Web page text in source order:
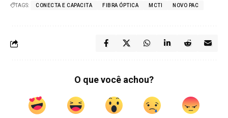
TAGS: CONECTA E CAPACITA FIBRA ÓPTICA MCTI NOVO PAC
O que você achou?